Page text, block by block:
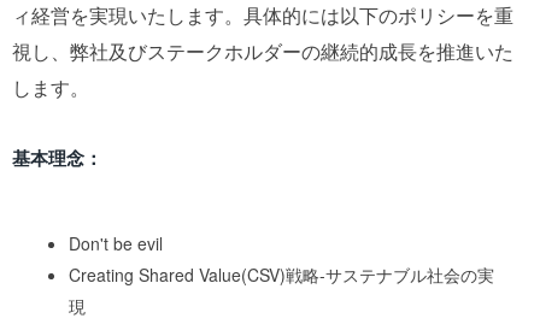
ィ経営を実現いたします。具体的には以下のポリシーを重
視し、弊社及びステークホルダーの継続的成長を推進いた
します。
基本理念：
Don't be evil
Creating Shared Value(CSV)戦略-サステナブル社会の実
現